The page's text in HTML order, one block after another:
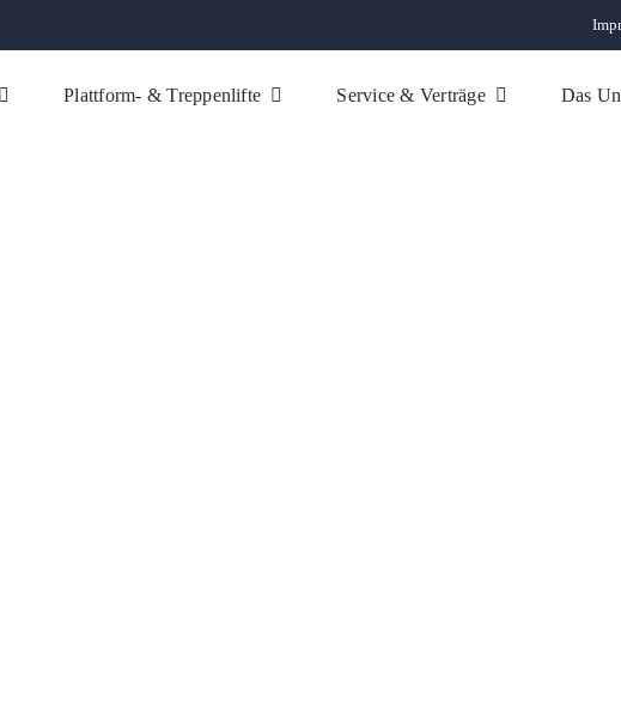
Plattform- & Treppenlifte Service & Verträge Das